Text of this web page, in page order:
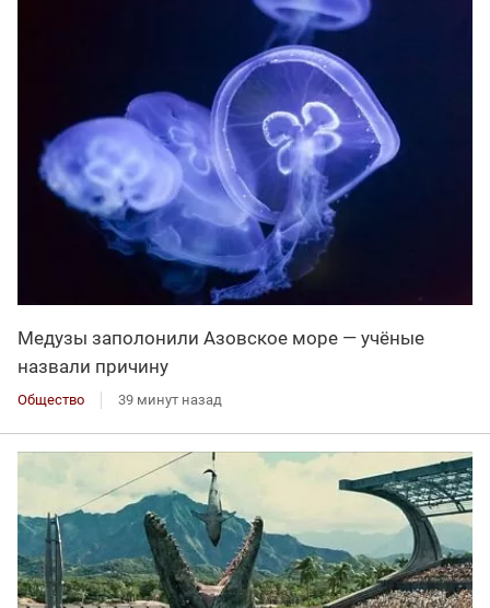
Медузы заполонили Азовское море — учёные
назвали причину
Общество 39 минут назад